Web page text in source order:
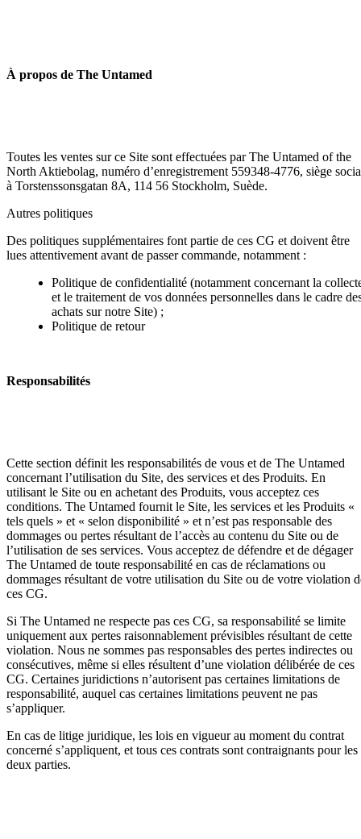
À propos de The Untamed
Toutes les ventes sur ce Site sont effectuées par The Untamed of the
North Aktiebolag, numéro d’enregistrement 559348-4776, siège
à Torstenssonsgatan 8A, 114 56 Stockholm, Suède.
Autres politiques
Des politiques supplémentaires font partie de ces CG et doivent être
lues attentivement avant de passer commande, notamment :
Politique de confidentialité (notamment concernant la
et le traitement de vos données personnelles dans le cadre
achats sur notre Site) ;
Politique de retour
Responsabilités
Cette section définit les responsabilités de vous et de The Untamed
concernant l’utilisation du Site, des services et des Produits. En
utilisant le Site ou en achetant des Produits, vous acceptez ces
conditions. The Untamed fournit le Site, les services et les Produits «
tels quels » et « selon disponibilité » et n’est pas responsable des
dommages ou pertes résultant de l’accès au contenu du Site ou de
l’utilisation de ses services. Vous acceptez de défendre et de dégager
The Untamed de toute responsabilité en cas de réclamations ou
dommages résultant de votre utilisation du Site ou de votre violation
ces CG.
Si The Untamed ne respecte pas ces CG, sa responsabilité se limite
uniquement aux pertes raisonnablement prévisibles résultant de cette
violation. Nous ne sommes pas responsables des pertes indirectes ou
consécutives, même si elles résultent d’une violation délibérée de ces
CG. Certaines juridictions n’autorisent pas certaines limitations de
responsabilité, auquel cas certaines limitations peuvent ne pas
s’appliquer.
En cas de litige juridique, les lois en vigueur au moment du contrat
concerné s’appliquent, et tous ces contrats sont contraignants pour les
deux parties.